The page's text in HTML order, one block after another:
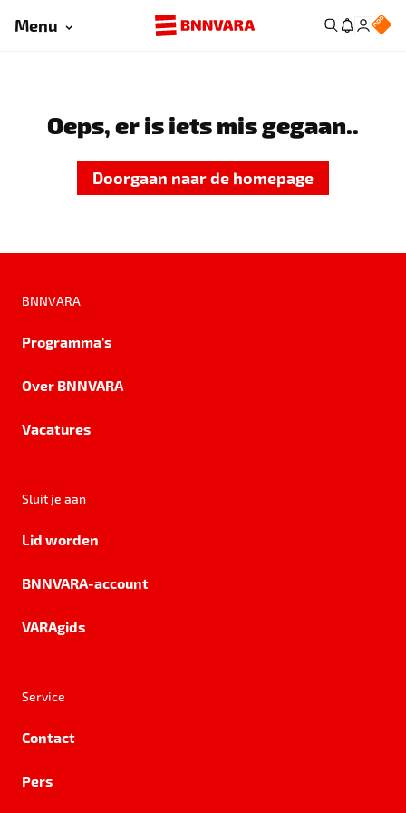
Menu
Oeps, er is iets mis gegaan..
Doorgaan naar de homepage
BNNVARA
Programma's
Over BNNVARA
Vacatures
Sluit je aan
Lid worden
BNNVARA-account
VARAgids
Service
Contact
Pers